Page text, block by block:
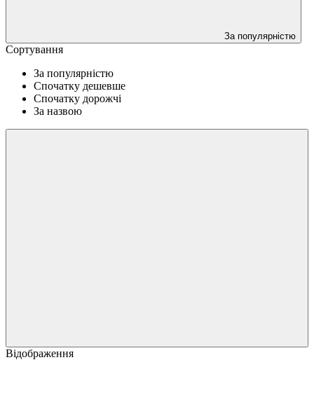
За популярністю
Сортування
За популярністю
Спочатку дешевше
Спочатку дорожчі
За назвою
Відображення